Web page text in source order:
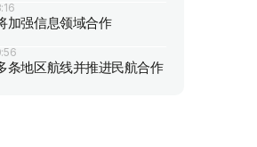
加强信息领域合作
条地区航线并推进民航合作